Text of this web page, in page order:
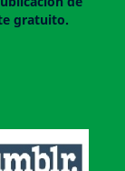
gratuito.